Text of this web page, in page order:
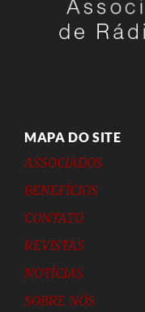
MAPA DO SITE
ASSOCIADOS
BENEFÍCIOS
CONTATO
REVISTAS
NOTÍCIAS
SOBRE NÓS